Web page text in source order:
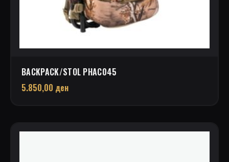
BACKPACK/STOL PHAC045
5.850,00 ден